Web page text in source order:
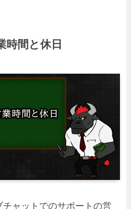
時間と休日
ャットでのサポートの営